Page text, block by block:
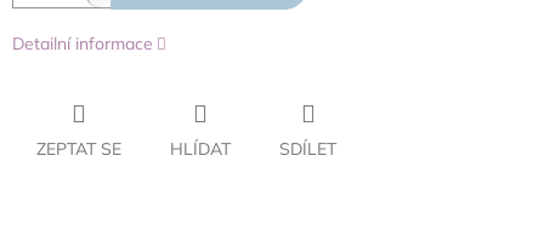
Detailní informace
ZEPTAT SE HLÍDAT SDÍLET